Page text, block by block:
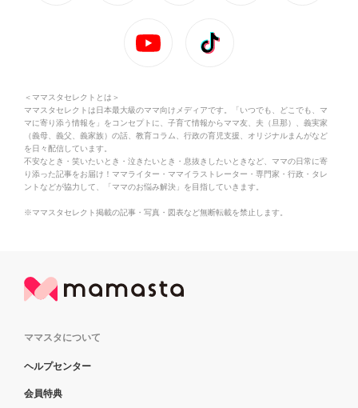
＜ママスタセレクトとは＞
ママスタセレクトは日本最大級のママ向けメディアです。「いつでも、どこでも、マ
マに寄り添う情報を」をコンセプトに、子育て情報からママ友、夫（旦那）、義実家
（義母、義父、義家族）の話、教育コラム、行政の育児支援、オリジナルまんがなど
を日々配信しています。
不安なとき・笑いたいとき・泣きたいとき・息抜きしたいときなど、ママの日常に寄
り添った記事をお届け！ママライター・ママイラストレーター・専門家・行政・タレ
ントなどが協力して、「ママのお悩み解決」を目指していきます。
※ママスタセレクト掲載の記事・写真・図表など無断転載を禁止します。
ママスタについて
ヘルプセンター
会員特典